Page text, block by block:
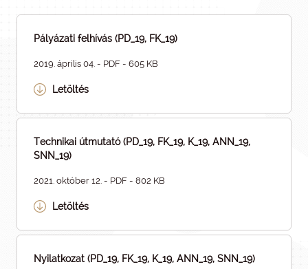
Pályázati felhívás (PD_19, FK_19)
2019. április 04. - PDF - 605 KB
Letöltés
Technikai útmutató (PD_19, FK_19, K_19, ANN_19,
SNN_19)
2021. október 12. - PDF - 802 KB
Letöltés
Nyilatkozat (PD_19, FK_19, K_19, ANN_19, SNN_19)